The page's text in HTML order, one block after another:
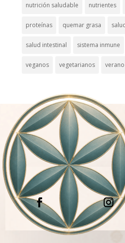
nutrición saludable nutrientes
proteínas quemar grasa
salud intestinal sistema inmune
veganos vegetarianos verano